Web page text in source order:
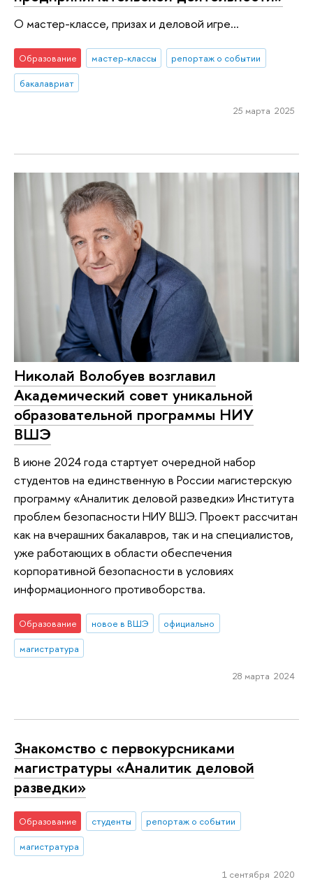
О мастер-классе, призах и деловой игре...
Образование мастер-классы
репортаж о событии
бакалавриат
25 марта 2025
Николай Волобуев возглавил
Академический совет уникальной
образовательной программы НИУ
ВШЭ
В июне 2024 года стартует очередной набор
студентов на единственную в России магистерскую
программу «Аналитик деловой разведки» Института
проблем безопасности НИУ ВШЭ. Проект рассчитан
как на вчерашних бакалавров, так и на специалистов,
уже работающих в области обеспечения
корпоративной безопасности в условиях
информационного противоборства.
Образование новое в ВШЭ
официально
магистратура
28 марта 2024
Знакомство с первокурсниками
магистратуры «Аналитик деловой
разведки»
Образование студенты
репортаж о событии
магистратура
1 сентября 2020